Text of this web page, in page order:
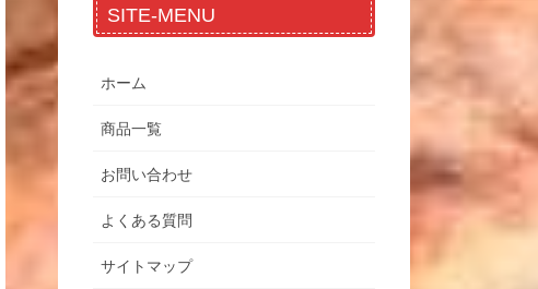
SITE-MENU
ホーム
商品一覧
お問い合わせ
よくある質問
サイトマップ